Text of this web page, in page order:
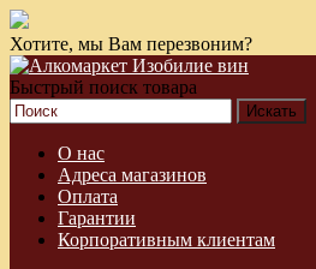
Хотите, мы Вам перезвоним?
Быстрый поиск товара
О нас
Адреса магазинов
Оплата
Гарантии
Корпоративным клиентам